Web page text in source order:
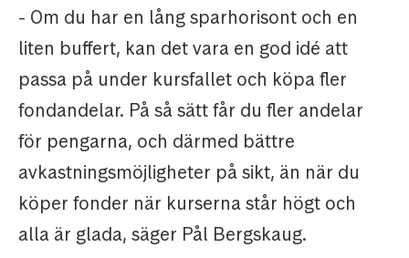
- Om du har en lång sparhorisont och en
liten buffert, kan det vara en god idé att
passa på under kursfallet och köpa fler
fondandelar. På så sätt får du fler andelar
för pengarna, och därmed bättre
avkastningsmöjligheter på sikt, än när du
köper fonder när kurserna står högt och
alla är glada, säger Pål Bergskaug.